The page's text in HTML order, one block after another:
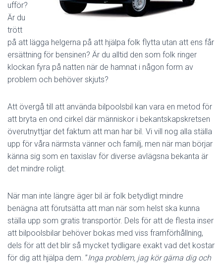
ufför?
Är du
trött
på att lägga helgerna på att hjälpa folk flytta utan att ens får
ersättning för bensinen? Är du alltid den som folk ringer
klockan fyra på natten när de hamnat i någon form av
problem och behöver skjuts?
Att övergå till att använda bilpoolsbil kan vara en metod för
att bryta en ond cirkel där människor i bekantskapskretsen
överutnyttjar det faktum att man har bil. Vi vill nog alla ställa
upp för våra närmsta vänner och familj, men när man börjar
känna sig som en taxislav för diverse avlägsna bekanta är
det mindre roligt.
När man inte längre äger bil är folk betydligt mindre
benägna att förutsätta att man när som helst ska kunna
ställa upp som gratis transportör. Dels för att de flesta inser
att bilpoolsbilar behöver bokas med viss framförhållning,
dels för att det blir så mycket tydligare exakt vad det kostar
för dig att hjälpa dem. ”Inga problem, jag kör gärna dig och